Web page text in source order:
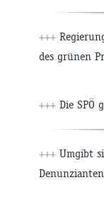
+++
des grünen
+++ Die SPÖ
+++ Umgibt